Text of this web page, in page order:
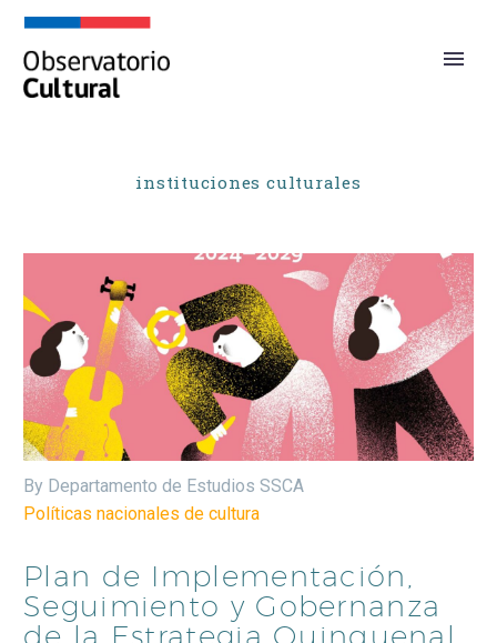
instituciones culturales
By Departamento de Estudios SSCA
Políticas nacionales de cultura
Plan de Implementación,
Seguimiento y Gobernanza
de la Estrategia Quinquenal